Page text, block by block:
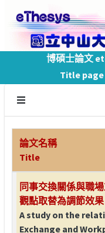
博碩士論文
Title page
論文名稱
Title
同事交換關係與職
觀點取替為調節效果
A study on the
Exchange and